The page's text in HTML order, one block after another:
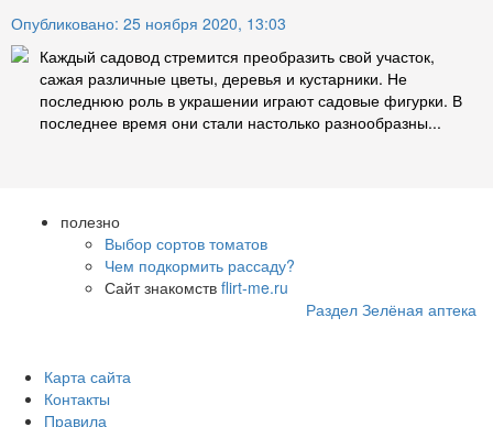
Опубликовано: 25 ноября 2020, 13:03
Каждый садовод стремится преобразить свой участок,
сажая различные цветы, деревья и кустарники. Не
последнюю роль в украшении играют садовые фигурки. В
последнее время они стали настолько разнообразны...
полезно
Выбор сортов томатов
Чем подкормить рассаду?
Сайт знакомств flirt-me.ru
Раздел Зелёная аптека
Карта сайта
Контакты
Правила